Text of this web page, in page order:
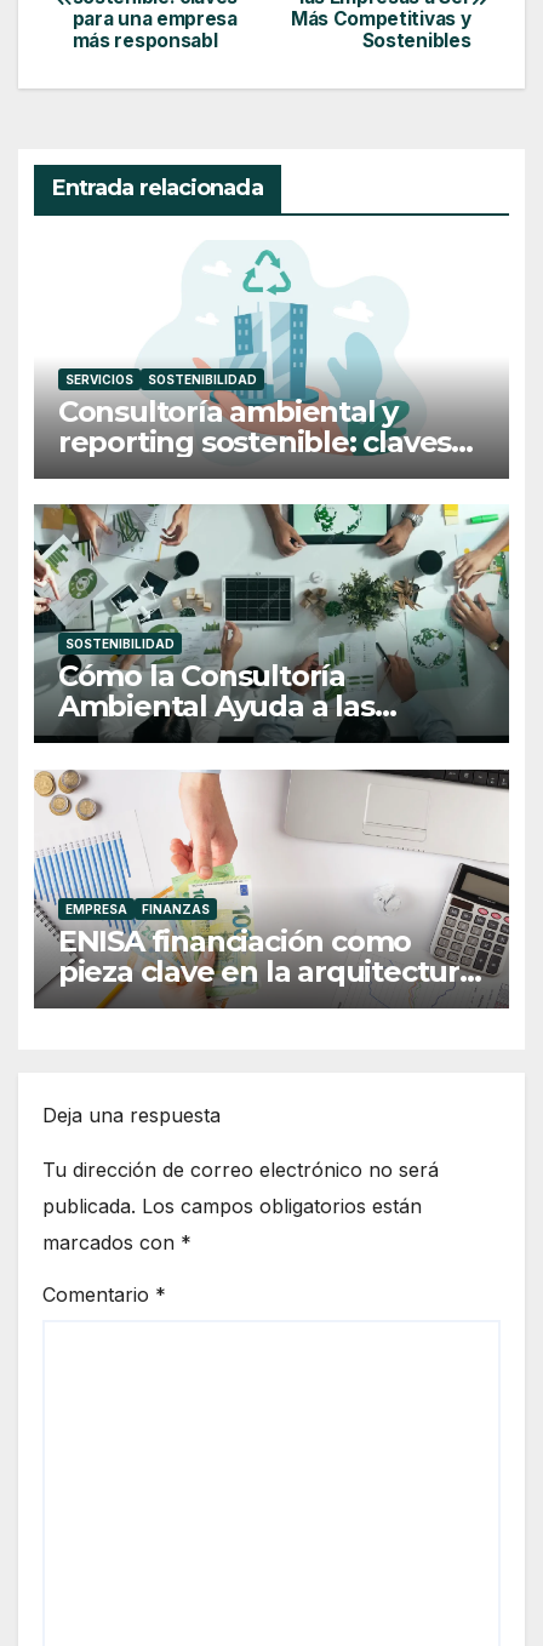
entradas
Más Competitivas y
Sostenibles
para una empresa
más responsabl
Entrada relacionada
SERVICIOS SOSTENIBILIDAD
Consultoría ambiental y
reporting sostenible: claves
para una empresa más
responsabl
SOSTENIBILIDAD
Cómo la Consultoría
Ambiental Ayuda a las
Empresas a Ser Más
Competitivas y Sostenibles
EMPRESA FINANZAS
ENISA financiación como
pieza clave en la arquitectura
financiera empresarial
Deja una respuesta
Tu dirección de correo electrónico no será
publicada. Los campos obligatorios están
marcados con *
Comentario *